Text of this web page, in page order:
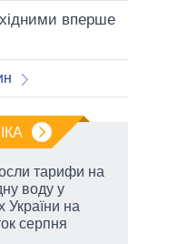
вперше
тарифи на
воду у
України на
серпня